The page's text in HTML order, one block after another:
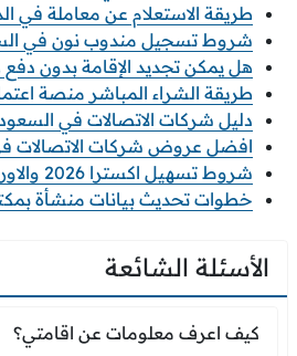
طريقة الاستعلام عن معاملة في الديوان
شروط تسجيل مندوب نون في
هل يمكن تجديد الإقامة بدون دفع
طريقة الشراء المباشر منصة اعتماد
دليل شركات الاتصالات في السعودية
افضل عروض شركات الاتصالات في
شروط تسهيل اكسترا 2026 والاوراق المطلوبة
خطوات تحديث بيانات منشأة بمكتب
الأسئلة الشائعة
كيف اعرف معلومات عن
كيف اعرف معلومات عن اقامتي؟